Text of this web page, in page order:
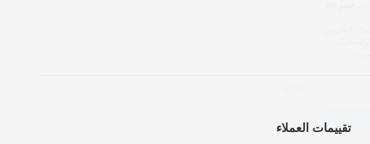
تقييمات العملاء